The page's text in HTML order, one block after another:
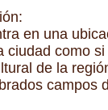
en una
ciudad como
de la
campos